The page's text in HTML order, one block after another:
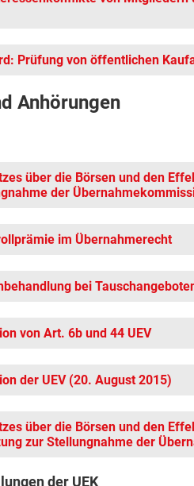
Prüfung von öffentlichen
Anhörungen
über die Börsen und den
der
im Übernahmerecht
bei
von Art. 6b und 44 UEV
der UEV (20. August 2015)
über die Börsen und den
zur Stellungnahme der
der UEK